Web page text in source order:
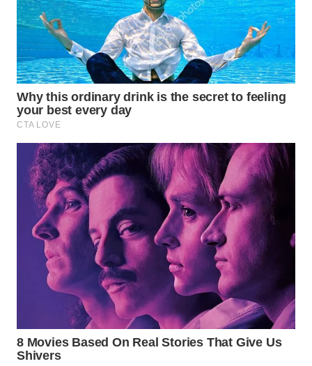
WN
BINTAN
WN
MANDALIKA
WN
LIKUPANG
WN
LABUANBAJO
WN
BORNEO
NEWS